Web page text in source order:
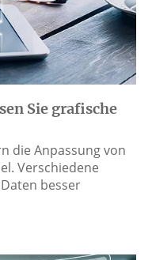
Sie grafische
die Anpassung von
Verschiedene
besser